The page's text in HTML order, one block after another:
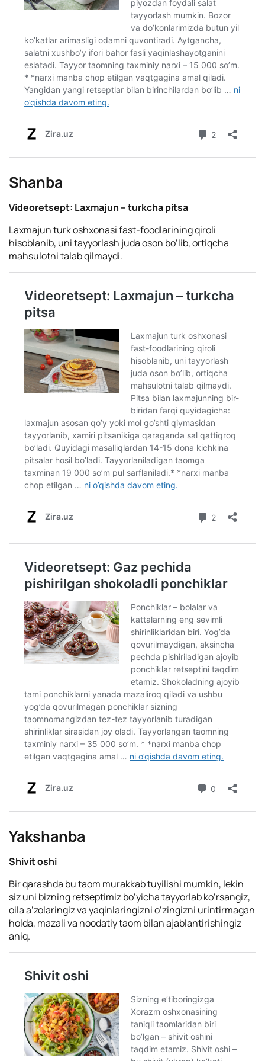
Shanba
Videoretsept: Laxmajun – turkcha pitsa
Laxmajun turk oshxonasi fast-foodlarining qiroli
hisoblanib, uni tayyorlash juda oson bo’lib, ortiqcha
mahsulotni talab qilmaydi.
Yakshanba
Shivit oshi
Bir qarashda bu taom murakkab tuyilishi mumkin, lekin
siz uni bizning retseptimiz bo’yicha tayyorlab ko’rsangiz,
oila a’zolaringiz va yaqinlaringizni o’zingizni urintirmagan
holda, mazali va noodatiy taom bilan ajablantirishingiz
aniq.